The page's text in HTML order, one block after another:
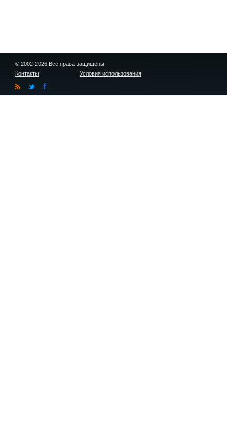
© 2002-2026 Все права защищены
Контакты
Условия использования